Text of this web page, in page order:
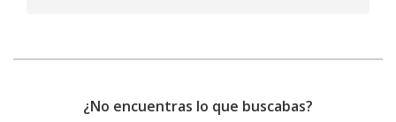
¿No encuentras lo que buscabas?